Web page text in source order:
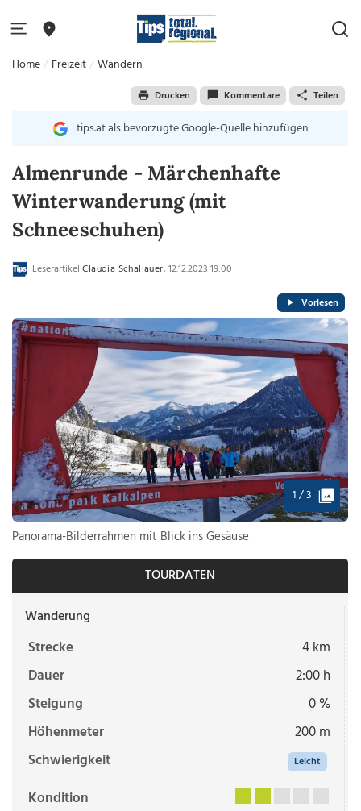
Home Freizeit Wandern
Drucken Kommentare Teilen
tips.at als bevorzugte Google-Quelle hinzufügen
Almenrunde - Märchenhafte
Winterwanderung (mit
Schneeschuhen)
LeserartikelClaudia Schallauer, 12.12.2023 19:00
Vorlesen
1 / 3
Panorama-Bilderrahmen mit Blick ins Gesäuse
TOURDATEN
Wanderung
Strecke
4 km
Dauer
2:00 h
Steigung
0 %
Höhenmeter
200 m
Schwierigkeit
Leicht
Kondition